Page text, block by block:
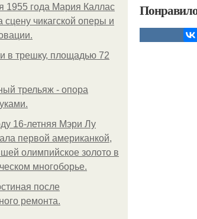
1955 года Мария Каллас
чикагской оперы и
в трешку, площадью 72
трельяж - опора
16-летняя Мэри Лу
первой американкой,
олимпийское золото в
многоборье.
после
ремонта.